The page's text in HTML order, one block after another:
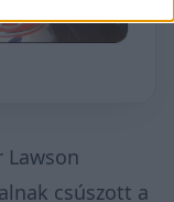
csúszott a